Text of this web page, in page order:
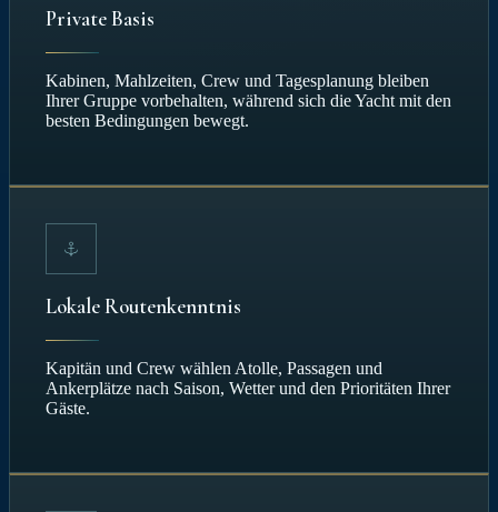
Private Basis
Kabinen, Mahlzeiten, Crew und Tagesplanung bleiben
Ihrer Gruppe vorbehalten, während sich die Yacht mit den
besten Bedingungen bewegt.
Lokale Routenkenntnis
Kapitän und Crew wählen Atolle, Passagen und
Ankerplätze nach Saison, Wetter und den Prioritäten Ihrer
Gäste.